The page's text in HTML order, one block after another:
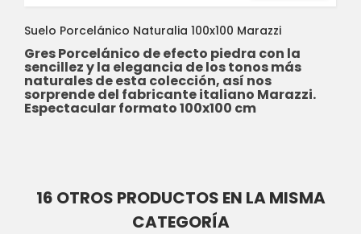
Suelo Porcelánico Naturalia 100x100 Marazzi
Gres Porcelánico de efecto piedra con la
sencillez y la elegancia de los tonos más
naturales de esta colección, así nos
sorprende del fabricante italiano Marazzi.
Espectacular formato 100x100 cm
16 OTROS PRODUCTOS EN LA MISMA
CATEGORÍA